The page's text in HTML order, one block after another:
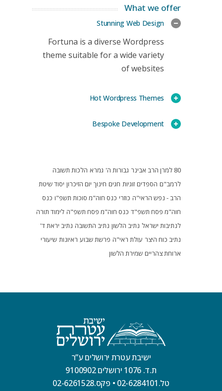
What we offer
Stunning Web Design
Fortuna is a diverse Wordpress
theme suitable for a wide variety
of websites
Hot Wordpress Themes
Bespoke Development
80 למרן הרב אבינר גבורות ה' גמרא הלכות תשובה
לרמב"ם הספדים זוגיות חגים חינוך יום הזיכרון יסוד שיטת
הרב - נפש הראי"ה כוזרי כנס חוה"מ סוכות תשפ"ו כנס
חוה"מ פסח תשפ"ד כנס חוה"מ פסח תשפ"ה לימוד תורה
לנתיבות ישראל נתיב הלשון נתיב התשובה נתיב יראת ד'
נתיב כוח היצר עולת ראי"ה פרשת שבוע ראיונות שיעורי
ארוחת צהריים שמירת הלשון
ישיבת עטרת ירושלים ע”ר
ת.ד. 1076 ירושלים 9100902
טל.02-6284101
• פקס.02-6261528